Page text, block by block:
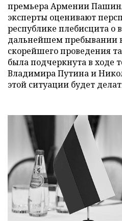
премьера Армении
эксперты оценивают
республике плебисцита о
дальнейшем пребывании
скорейшего проведения
была подчеркнута в ходе
Владимира Путина и
этой ситуации будет